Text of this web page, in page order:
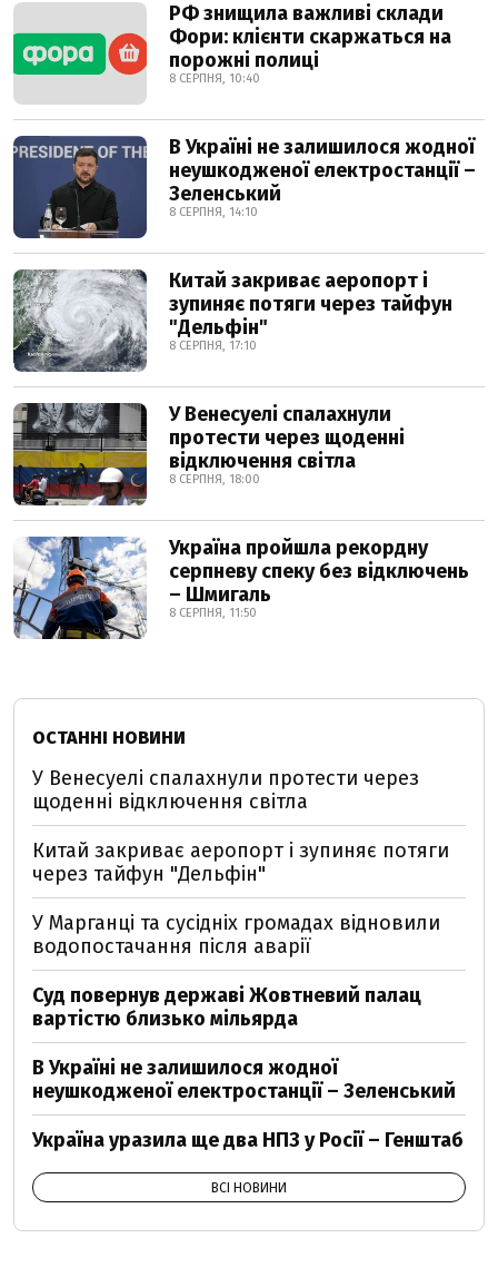
РФ знищила важливі склади
Фори: клієнти скаржаться на
порожні полиці
8 СЕРПНЯ, 10:40
В Україні не залишилося жодної
неушкодженої електростанції –
Зеленський
8 СЕРПНЯ, 14:10
Китай закриває аеропорт і
зупиняє потяги через тайфун
"Дельфін"
8 СЕРПНЯ, 17:10
У Венесуелі спалахнули
протести через щоденні
відключення світла
8 СЕРПНЯ, 18:00
Україна пройшла рекордну
серпневу спеку без відключень
– Шмигаль
8 СЕРПНЯ, 11:50
ОСТАННІ НОВИНИ
У Венесуелі спалахнули протести через
щоденні відключення світла
Китай закриває аеропорт і зупиняє потяги
через тайфун "Дельфін"
У Марганці та сусідніх громадах відновили
водопостачання після аварії
Суд повернув державі Жовтневий палац
вартістю близько мільярда
В Україні не залишилося жодної
неушкодженої електростанції – Зеленський
Україна уразила ще два НПЗ у Росії – Генштаб
ВСІ НОВИНИ